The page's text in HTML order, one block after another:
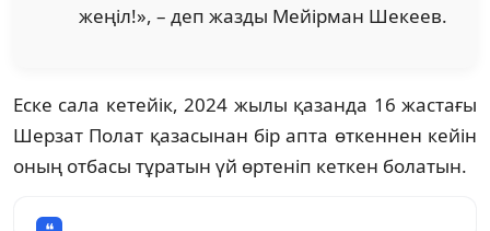
жеңіл!», – деп жазды Мейірман Шекеев.
Еске сала кетейік, 2024 жылы қазанда 16 жастағы
Шерзат Полат қазасынан бір апта өткеннен кейін
оның отбасы тұратын үй өртеніп кеткен болатын.